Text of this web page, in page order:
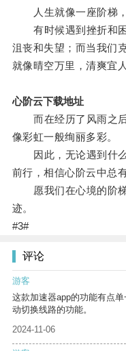
人生就像一座阶梯，
有时候遇到挫折和困
沮丧和失望；而当我们
就像晴空万里，清爽宜人
心阶云下载地址
而在经历了风雨之后
像彩虹一般绚丽多彩。
因此，无论遇到什么
前行，相信心阶云中总
愿我们在心境的阶梯
迹。
#3#
评论
游客
这款加速器app的功能有点
动切换线路的功能。
2024-11-06